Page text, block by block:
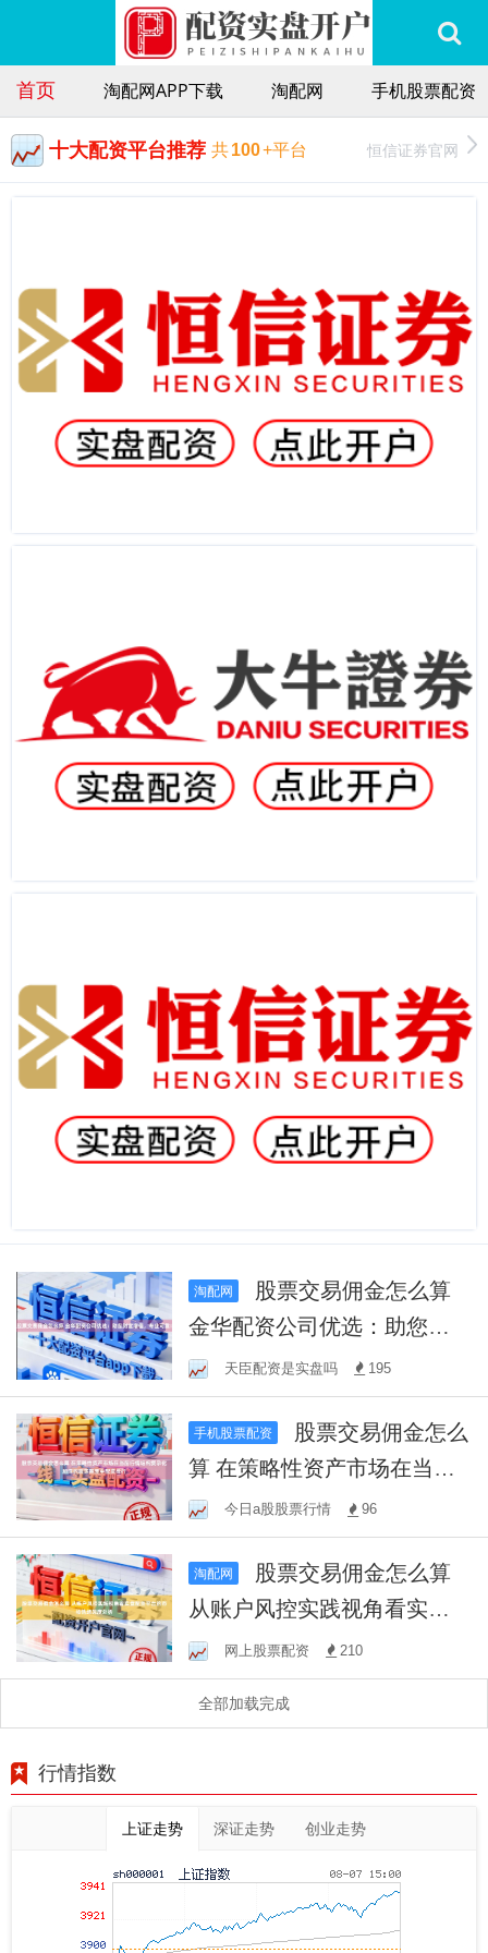
首页 淘配网APP下载 淘配网 手机股票配资
十大配资平台推荐 共100+平台 恒信证券官网
淘配网
金华配资公司优选：助您财
富增值，专业可靠！
天臣配资是实盘吗 195
手机股票配资
算 在策略性资产市场在当前
行情结构复杂化加深的震荡
期里中配资排行
今日a股股票行情 96
淘配网
从账户风控实践视角看实盘
配资平台的市场情绪深度分
析
网上股票配资 210
全部加载完成
行情指数
上证走势 深证走势 创业走势